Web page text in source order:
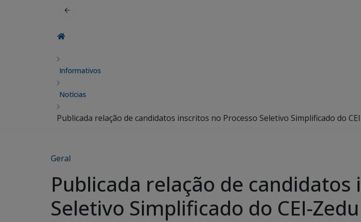
Informativos
Notícias
Publicada relação de candidatos inscritos no Processo Seletivo Simplificado do
Geral
Publicada relação de
Seletivo Simplificado do CEI-Zedu